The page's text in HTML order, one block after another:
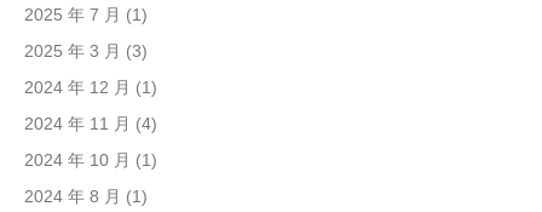
2025 年 7 月 (1)
2025 年 3 月 (3)
2024 年 12 月 (1)
2024 年 11 月 (4)
2024 年 10 月 (1)
2024 年 8 月 (1)